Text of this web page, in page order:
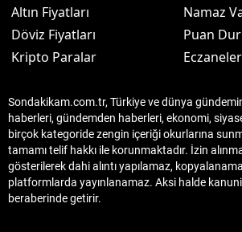
Altın Fiyatları
Döviz Fiyatları
Kripto Paralar
Namaz
Puan
Eczaneler
Sondakikam.com.tr, Türkiye ve dünya
haberleri, gündemden haberleri, ekonomi,
birçok kategoride zengin içeriği okurlarına
tamamı telif hakkı ile korunmaktadır. İzin
gösterilerek dahi alıntı yapılamaz,
platformlarda yayınlanamaz. Aksi halde kanuni
beraberinde getirir.